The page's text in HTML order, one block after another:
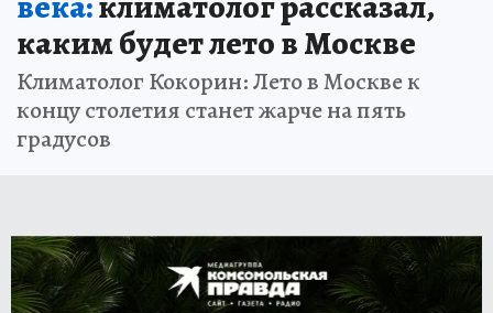
каким будет лето в Москве
Климатолог Кокорин: Лето в Москве к
концу столетия станет жарче на пять
градусов